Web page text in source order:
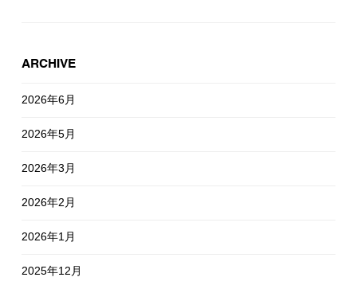
ARCHIVE
2026年6月
2026年5月
2026年3月
2026年2月
2026年1月
2025年12月